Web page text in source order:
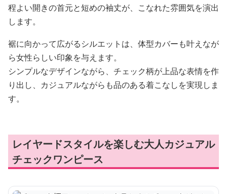
程よい開きの首元と短めの袖丈が、こなれた雰囲気を演出
します。
裾に向かって広がるシルエットは、体型カバーも叶えなが
ら女性らしい印象を与えます。
シンプルなデザインながら、チェック柄が上品な表情を作
り出し、カジュアルながらも品のある着こなしを実現しま
す。
レイヤードスタイルを楽しむ大人カジュアル
チェックワンピース